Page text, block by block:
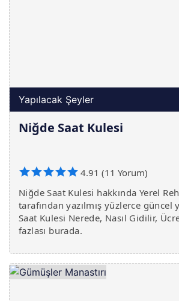
Yapılacak Şeyler
Niğde Saat Kulesi
4.91 (11 Yorum)
Niğde Saat Kulesi hakkında Yerel
tarafından yazılmış yüzlerce güncel
Saat Kulesi Nerede, Nasıl Gidilir,
fazlası burada.